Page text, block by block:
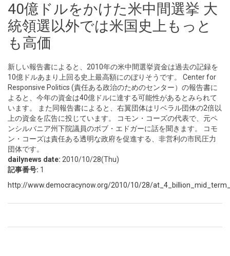
40億ドルをかけた米中間選挙 大
統領選以外では米国史上もっと
も高価
新しい報告書によると、2010年の米中間選挙資金は過去の記録を
10億ドルあまり上回る史上最高額にのぼりそうです。 Center for
Responsive Politics (責任ある政治のためのセンター）の報告書に
よると、今年の資金は40億ドルに達する可能性があるとみられて
います。 また同報告書によると、右翼団体はリベラル団体の2倍以
上の資金を広告に投じています。 コモン・コーズの代表で、元ペ
ンシルバニア州下院議員のボブ・エドガーに話を聞きます。 コモ
ン・コーズは責任ある透明な政府を促進する、非営利の市民圧力
団体です。
dailynews date: 2010/10/28(Thu)
記事番号: 1
http://www.democracynow.org/2010/10/28/